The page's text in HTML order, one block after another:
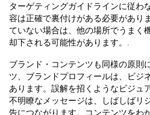
ターゲティングガイドラインに従わ
容は正確で裏付けがある必要があり
ていない場合は、他の場所でうまく
却下される可能性があります。.
ブランド・コンテンツも同様の原則
ツ、ブランドプロフィールは、ビジ
あります。誤解を招くようなビジュ
不明瞭なメッセージは、しばしばリ
告につながります。コンテンツをわ